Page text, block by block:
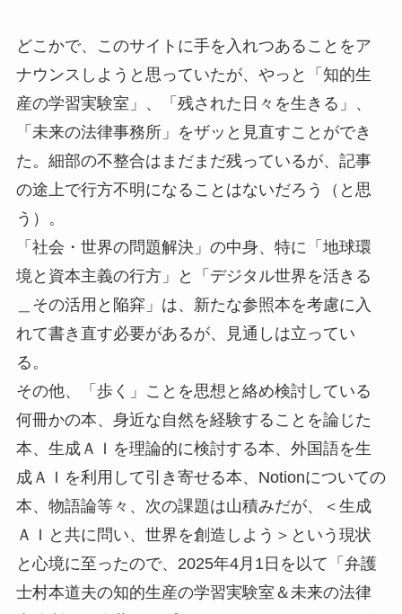
どこかで、このサイトに手を入れつあることをア
ナウンスしようと思っていたが、やっと「知的生
産の学習実験室」、「残された日々を生きる」、
「未来の法律事務所」をザッと見直すことができ
た。細部の不整合はまだまだ残っているが、記事
の途上で行方不明になることはないだろう（と思
う）。
「社会・世界の問題解決」の中身、特に「地球環
境と資本主義の行方」と「デジタル世界を活きる
＿その活用と陥穽」は、新たな参照本を考慮に入
れて書き直す必要があるが、見通しは立ってい
る。
その他、「歩く」ことを思想と絡め検討している
何冊かの本、身近な自然を経験することを論じた
本、生成ＡＩを理論的に検討する本、外国語を生
成ＡＩを利用して引き寄せる本、Notionについての
本、物語論等々、次の課題は山積みだが、＜生成
ＡＩと共に問い、世界を創造しよう＞という現状
と心境に至ったので、2025年4月1日を以て「弁護
士村本道夫の知的生産の学習実験室＆未来の法律